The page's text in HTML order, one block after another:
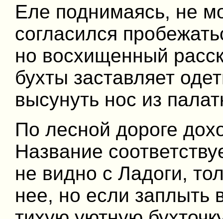
Еле поднимаясь, не
согласился
но восхищенный
бухты заставляет
высунуть нос из
По лесной дороге
Название
не видно с Ладоги,
нее, но если заплыть